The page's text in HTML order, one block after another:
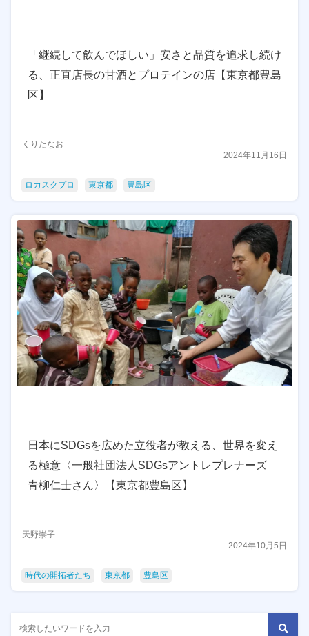
「継続して飲んでほしい」安さと品質を追求し続け
る、正直店長の甘酒とプロテインの店【東京都豊島
区】
くりたなお
2024年11月16日
ロカスクプロ 東京都 豊島区
日本にSDGsを広めた立役者が教える、世界を変え
る極意〈一般社団法人SDGsアントレプレナーズ
青柳仁士さん〉【東京都豊島区】
天野崇子
2024年10月5日
時代の開拓者たち 東京都 豊島区